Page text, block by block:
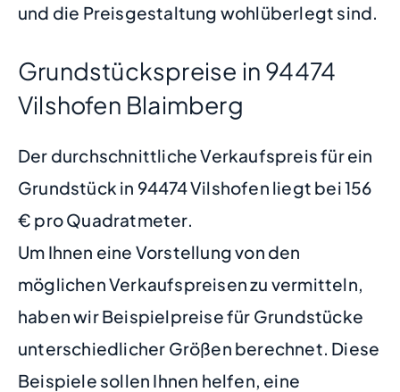
und die Preisgestaltung wohlüberlegt sind.
Grundstückspreise in 94474
Vilshofen Blaimberg
Der durchschnittliche Verkaufspreis für ein
Grundstück in 94474 Vilshofen liegt bei 156
€ pro Quadratmeter.
Um Ihnen eine Vorstellung von den
möglichen Verkaufspreisen zu vermitteln,
haben wir Beispielpreise für Grundstücke
unterschiedlicher Größen berechnet. Diese
Beispiele sollen Ihnen helfen, eine